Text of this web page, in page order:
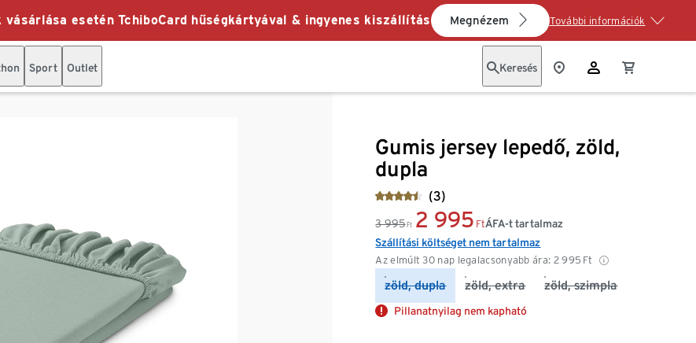
esetén TchiboCard hűségkártyával & ingyenes kiszállítás Megnézem További információk
Sport Outlet Keresés
Gumis jersey lepedő, zöld,
dupla
(3)
3 995 Ft 2 995 Ft
Az elmúlt 30 nap legalacsonyabb ára: 2 995 Ft
ÁFA-t tartalmaz
Szállítási költséget nem tartalmaz
zöld, dupla zöld, extra zöld, szimpla
Pillanatnyilag nem kapható